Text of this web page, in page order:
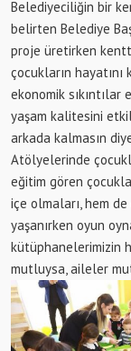
Belediyeciliğin bir
belirten Belediye
proje üretirken
çocukların hayatını
ekonomik sıkıntılar
yaşam kalitesini
arkada kalmasın
Atölyelerinde
eğitim gören
içe olmaları, hem
yaşanırken oyun
kütüphanelerimizin
mutluysa, aileler